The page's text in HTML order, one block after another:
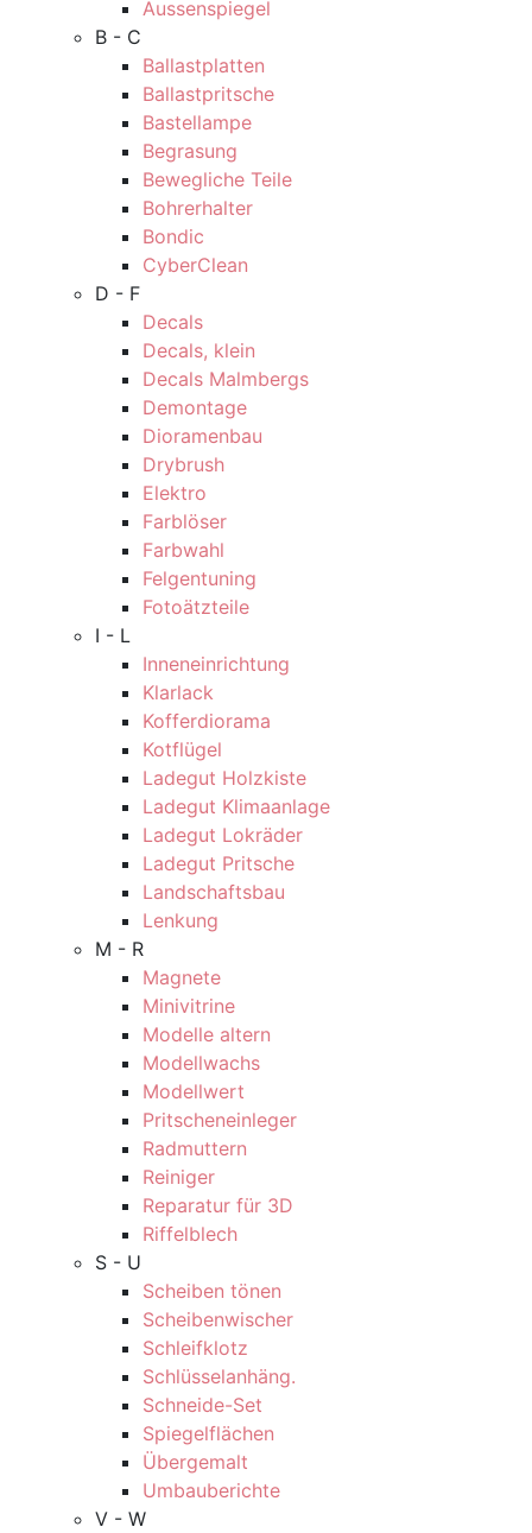
Aussenspiegel
B - C
Ballastplatten
Ballastpritsche
Bastellampe
Begrasung
Bewegliche Teile
Bohrerhalter
Bondic
CyberClean
D - F
Decals
Decals, klein
Decals Malmbergs
Demontage
Dioramenbau
Drybrush
Elektro
Farblöser
Farbwahl
Felgentuning
Fotoätzteile
I - L
Inneneinrichtung
Klarlack
Kofferdiorama
Kotflügel
Ladegut Holzkiste
Ladegut Klimaanlage
Ladegut Lokräder
Ladegut Pritsche
Landschaftsbau
Lenkung
M - R
Magnete
Minivitrine
Modelle altern
Modellwachs
Modellwert
Pritscheneinleger
Radmuttern
Reiniger
Reparatur für 3D
Riffelblech
S - U
Scheiben tönen
Scheibenwischer
Schleifklotz
Schlüsselanhäng.
Schneide-Set
Spiegelflächen
Übergemalt
Umbauberichte
V - W